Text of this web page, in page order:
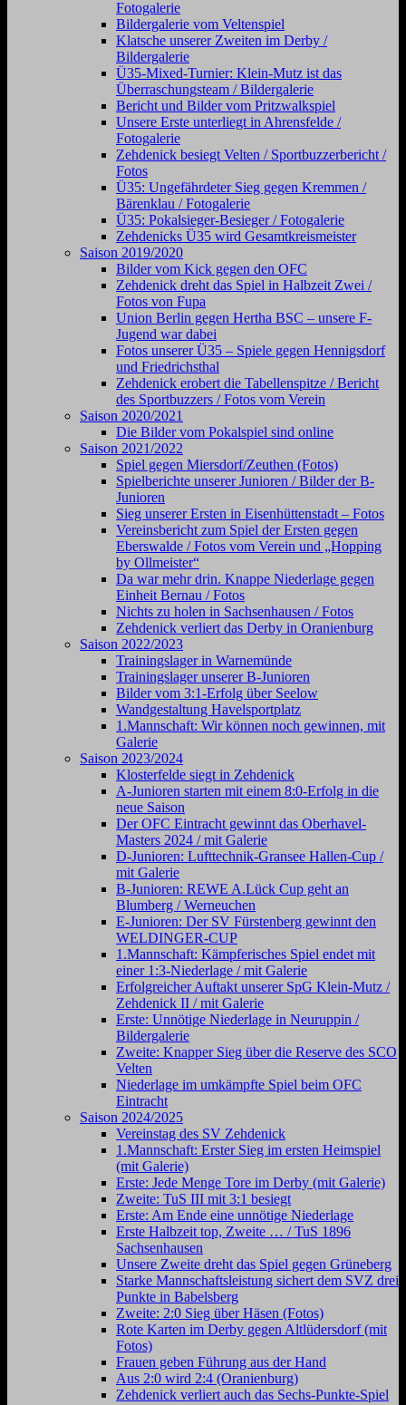
Fotogalerie
Bildergalerie vom Veltenspiel
Klatsche unserer Zweiten im Derby /
Bildergalerie
Ü35-Mixed-Turnier: Klein-Mutz ist das
Überraschungsteam / Bildergalerie
Bericht und Bilder vom Pritzwalkspiel
Unsere Erste unterliegt in Ahrensfelde /
Fotogalerie
Zehdenick besiegt Velten / Sportbuzzerbericht /
Fotos
Ü35: Ungefährdeter Sieg gegen Kremmen /
Bärenklau / Fotogalerie
Ü35: Pokalsieger-Besieger / Fotogalerie
Zehdenicks Ü35 wird Gesamtkreismeister
Saison 2019/2020
Bilder vom Kick gegen den OFC
Zehdenick dreht das Spiel in Halbzeit Zwei /
Fotos von Fupa
Union Berlin gegen Hertha BSC – unsere F-
Jugend war dabei
Fotos unserer Ü35 – Spiele gegen Hennigsdorf
und Friedrichsthal
Zehdenick erobert die Tabellenspitze / Bericht
des Sportbuzzers / Fotos vom Verein
Saison 2020/2021
Die Bilder vom Pokalspiel sind online
Saison 2021/2022
Spiel gegen Miersdorf/Zeuthen (Fotos)
Spielberichte unserer Junioren / Bilder der B-
Junioren
Sieg unserer Ersten in Eisenhüttenstadt – Fotos
Vereinsbericht zum Spiel der Ersten gegen
Eberswalde / Fotos vom Verein und „Hopping
by Ollmeister“
Da war mehr drin. Knappe Niederlage gegen
Einheit Bernau / Fotos
Nichts zu holen in Sachsenhausen / Fotos
Zehdenick verliert das Derby in Oranienburg
Saison 2022/2023
Trainingslager in Warnemünde
Trainingslager unserer B-Junioren
Bilder vom 3:1-Erfolg über Seelow
Wandgestaltung Havelsportplatz
1.Mannschaft: Wir können noch gewinnen, mit
Galerie
Saison 2023/2024
Klosterfelde siegt in Zehdenick
A-Junioren starten mit einem 8:0-Erfolg in die
neue Saison
Der OFC Eintracht gewinnt das Oberhavel-
Masters 2024 / mit Galerie
D-Junioren: Lufttechnik-Gransee Hallen-Cup /
mit Galerie
B-Junioren: REWE A.Lück Cup geht an
Blumberg / Werneuchen
E-Junioren: Der SV Fürstenberg gewinnt den
WELDINGER-CUP
1.Mannschaft: Kämpferisches Spiel endet mit
einer 1:3-Niederlage / mit Galerie
Erfolgreicher Auftakt unserer SpG Klein-Mutz /
Zehdenick II / mit Galerie
Erste: Unnötige Niederlage in Neuruppin /
Bildergalerie
Zweite: Knapper Sieg über die Reserve des SCO
Velten
Niederlage im umkämpfte Spiel beim OFC
Eintracht
Saison 2024/2025
Vereinstag des SV Zehdenick
1.Mannschaft: Erster Sieg im ersten Heimspiel
(mit Galerie)
Erste: Jede Menge Tore im Derby (mit Galerie)
Zweite: TuS III mit 3:1 besiegt
Erste: Am Ende eine unnötige Niederlage
Erste Halbzeit top, Zweite … / TuS 1896
Sachsenhausen
Unsere Zweite dreht das Spiel gegen Grüneberg
Starke Mannschaftsleistung sichert dem SVZ drei
Punkte in Babelsberg
Zweite: 2:0 Sieg über Häsen (Fotos)
Rote Karten im Derby gegen Altlüdersdorf (mit
Fotos)
Frauen geben Führung aus der Hand
Aus 2:0 wird 2:4 (Oranienburg)
Zehdenick verliert auch das Sechs-Punkte-Spiel